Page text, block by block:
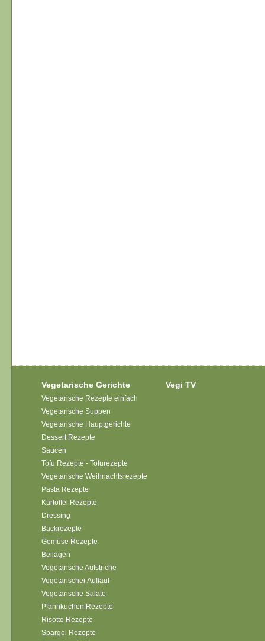
Vegetarische Gerichte
Vegetarische Rezepte einfach
Vegetarische Suppen
Vegetarische Hauptgerichte
Dessert Rezepte
Saucen
Tofu Rezepte - Tofurezepte
Vegetarische Weihnachtsrezepte
Pasta Rezepte
Kartoffel Rezepte
Dressing
Backrezepte
Gemüse Rezepte
Beilagen
Vegetarische Aufstriche
Vegetarischer Auflauf
Vegetarische Salate
Pfannkuchen Rezepte
Risotto Rezepte
Spargel Rezepte
Vegi TV